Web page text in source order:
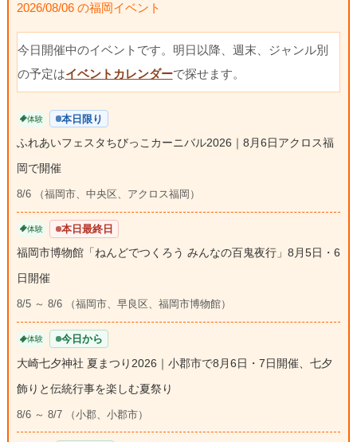
2026/08/06 の福岡イベント
今日開催中のイベントです。明日以降、週末、ジャンル別
の予定はイベントカレンダーで探せます。
体験 本日限り
ふれあいフェスタちびっこカーニバル2026｜8月6日アクロス福
岡で開催
8/6 （福岡市、中央区、アクロス福岡）
体験 本日最終日
福岡市博物館「ねんどでつくろう みんなの百鬼夜行」8月5日・6
日開催
8/5 ～ 8/6 （福岡市、早良区、福岡市博物館）
体験 今日から
大崎七夕神社 夏まつり2026｜小郡市で8月6日・7日開催、七夕
飾りと伝統行事を楽しむ夏祭り
8/6 ～ 8/7 （小郡、小郡市）